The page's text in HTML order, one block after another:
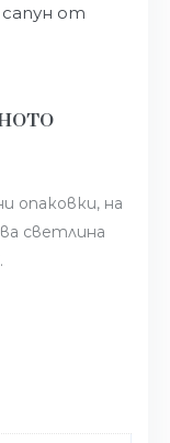
от
опаковки, на
светлина